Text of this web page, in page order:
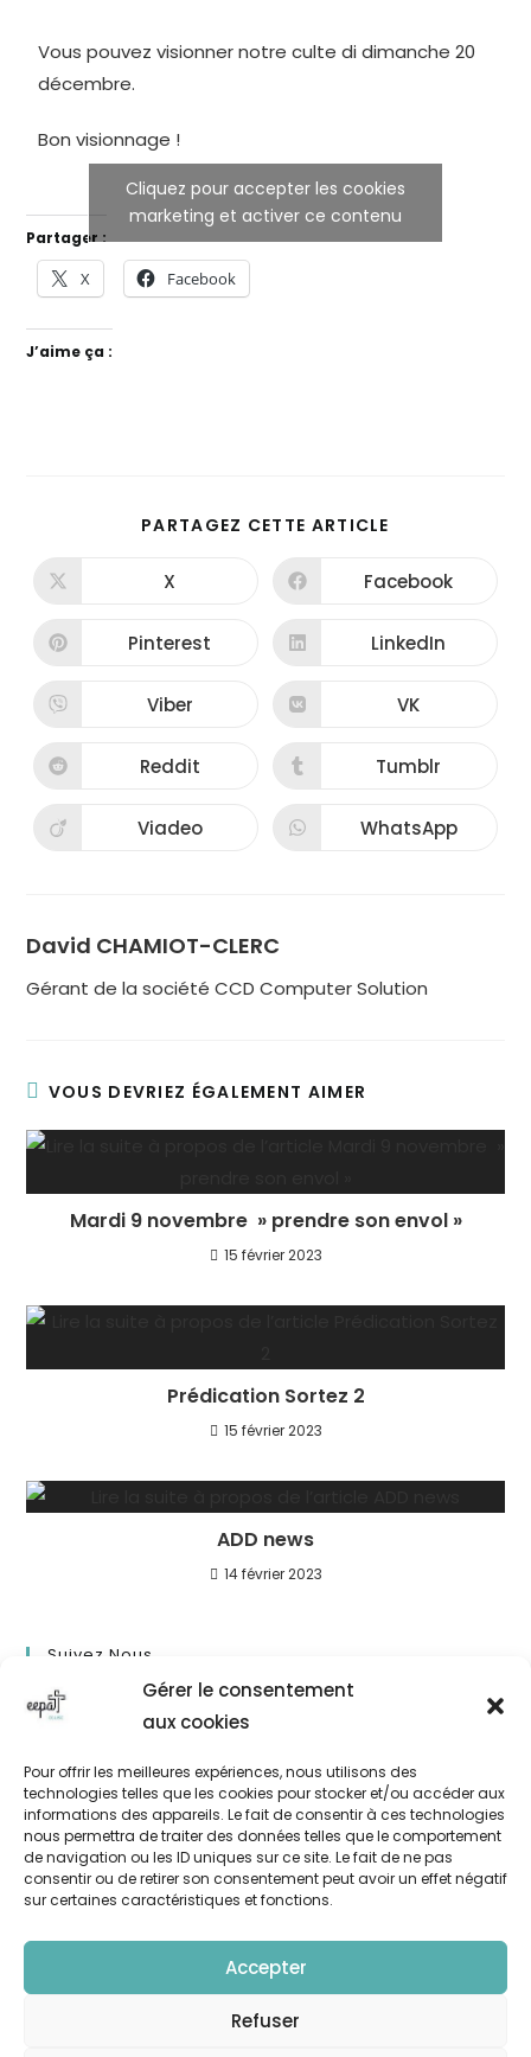
Gérer le consentement
aux cookies
Pour offrir les meilleures expériences, nous utilisons des
technologies telles que les cookies pour stocker et/ou accéder aux
informations des appareils. Le fait de consentir à ces technologies
nous permettra de traiter des données telles que le comportement
de navigation ou les ID uniques sur ce site. Le fait de ne pas
consentir ou de retirer son consentement peut avoir un effet négatif
sur certaines caractéristiques et fonctions.
Accepter
Refuser
Vous pouvez visionner notre culte di dimanche 20
décembre.
Bon visionnage !
Cliquez pour accepter les cookies
marketing et activer ce contenu
Partager :
X Facebook
J’aime ça :
PARTAGEZ CETTE ARTICLE
X Facebook
Pinterest LinkedIn
Viber VK
Reddit Tumblr
Viadeo WhatsApp
David CHAMIOT-CLERC
Gérant de la société CCD Computer Solution
VOUS DEVRIEZ ÉGALEMENT AIMER
Mardi 9 novembre » prendre son envol »
15 février 2023
Prédication Sortez 2
15 février 2023
ADD news
14 février 2023
Suivez Nous
L’EEPA